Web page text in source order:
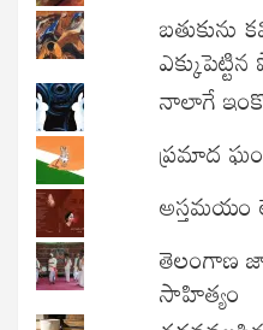
నాలాగే
ప్రమాద
తెలంగాణ
సాహిత్యం